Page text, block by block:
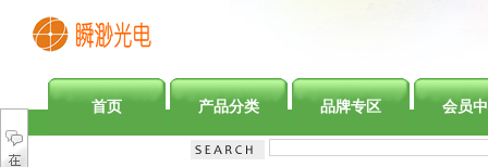
首页 产品分类 品牌专区 会员